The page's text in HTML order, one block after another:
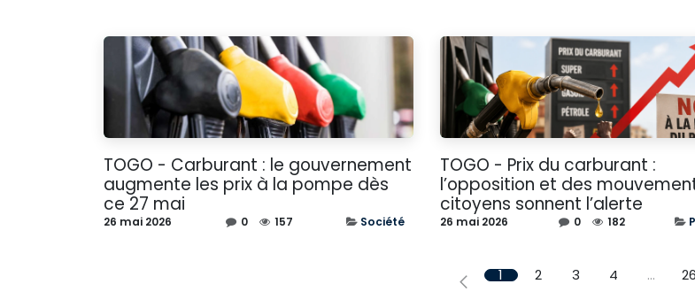
TOGO - Carburant : le gouvernement
augmente les prix à la pompe dès
ce 27 mai
26 mai 2026 0 157 Société
TOGO - Prix du carburant :
l’opposition et des
citoyens sonnent l’alerte
26 mai 2026 0 182
1 2 3 4 … 26